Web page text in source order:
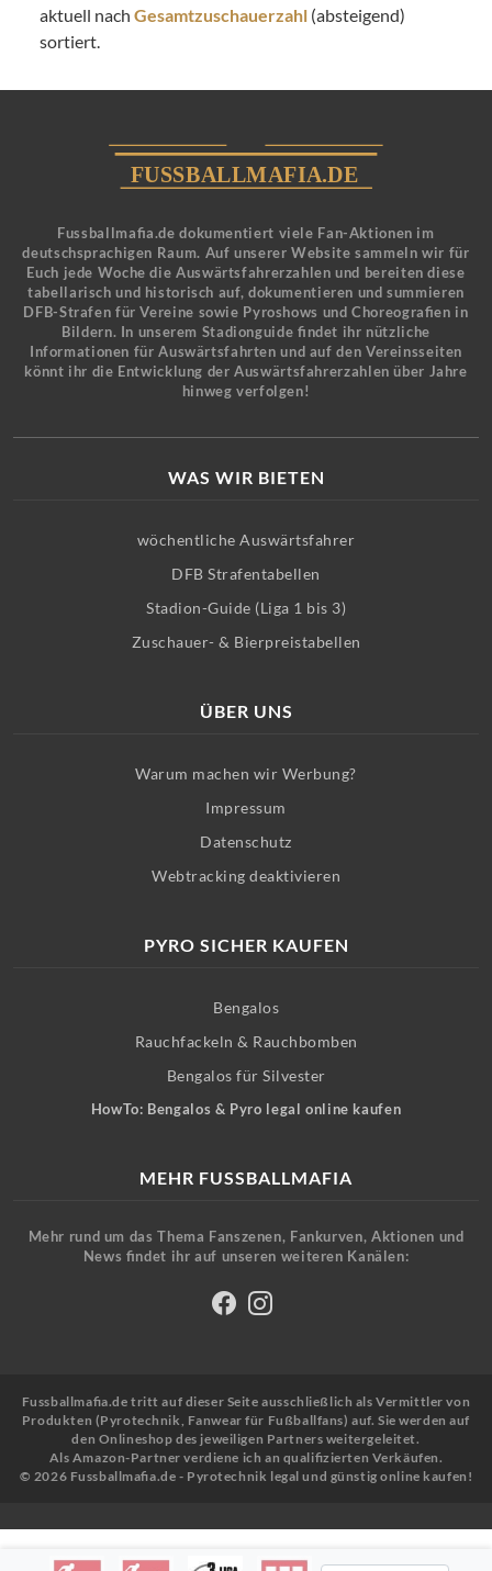
aktuell nach Gesamtzuschauerzahl (absteigend)
sortiert.
Fussballmafia.de dokumentiert viele Fan-Aktionen im
deutschsprachigen Raum. Auf unserer Website sammeln wir für
Euch jede Woche die Auswärtsfahrerzahlen und bereiten diese
tabellarisch und historisch auf, dokumentieren und summieren
DFB-Strafen für Vereine sowie Pyroshows und Choreografien in
Bildern. In unserem Stadionguide findet ihr nützliche
Informationen für Auswärtsfahrten und auf den Vereinsseiten
könnt ihr die Entwicklung der Auswärtsfahrerzahlen über Jahre
hinweg verfolgen!
WAS WIR BIETEN
wöchentliche Auswärtsfahrer
DFB Strafentabellen
Stadion-Guide (Liga 1 bis 3)
Zuschauer- & Bierpreistabellen
ÜBER UNS
Warum machen wir Werbung?
Impressum
Datenschutz
Webtracking deaktivieren
PYRO SICHER KAUFEN
Bengalos
Rauchfackeln & Rauchbomben
Bengalos für Silvester
HowTo: Bengalos & Pyro legal online kaufen
MEHR FUSSBALLMAFIA
Mehr rund um das Thema Fanszenen, Fankurven, Aktionen und
News findet ihr auf unseren weiteren Kanälen:
Fussballmafia.de tritt auf dieser Seite ausschließlich als Vermittler von
Produkten (Pyrotechnik, Fanwear für Fußballfans) auf. Sie werden auf
den Onlineshop des jeweiligen Partners weitergeleitet.
Als Amazon-Partner verdiene ich an qualifizierten Verkäufen.
© 2026 Fussballmafia.de - Pyrotechnik legal und günstig online kaufen!